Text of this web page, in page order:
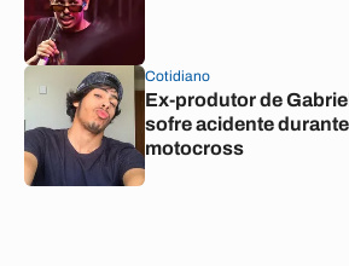
Cotidiano
Ex-produtor de
sofre acidente
motocross